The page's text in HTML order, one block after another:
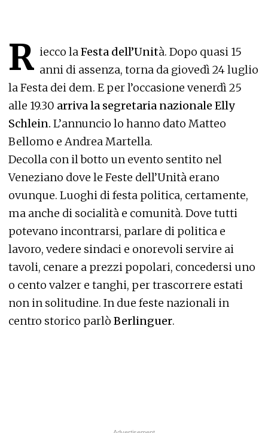
R iecco laFesta dell’Unità. Dopo quasi 15
anni di assenza, torna da giovedì 24 luglio
la Festa dei dem. E per l’occasione venerdì 25
alle 19.30 arriva la segretaria nazionale Elly
Schlein. L’annuncio lo hanno dato Matteo
Bellomo e Andrea Martella.
Decolla con il botto un evento sentito nel
Veneziano dove le Feste dell’Unità erano
ovunque. Luoghi di festa politica, certamente,
ma anche di socialità e comunità. Dove tutti
potevano incontrarsi, parlare di politica e
lavoro, vedere sindaci e onorevoli servire ai
tavoli, cenare a prezzi popolari, concedersi uno
o cento valzer e tanghi, per trascorrere estati
non in solitudine. In due feste nazionali in
centro storico parlò Berlinguer.